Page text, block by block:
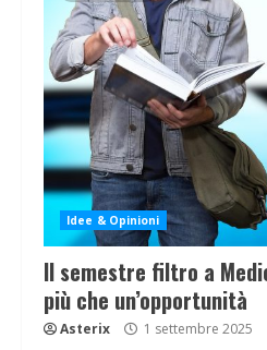
Idee & Opinioni
Il semestre filtro a
più che un’opportunità
Asterix 1 settembre 2025